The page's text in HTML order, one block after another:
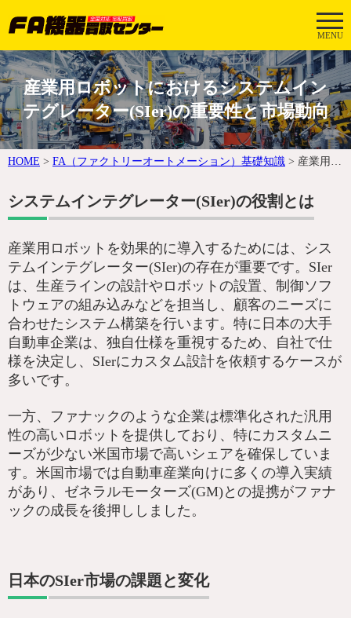
MENU
産業用ロボットにおけるシステムイン
テグレーター(SIer)の重要性と市場動向
HOME > FA（ファクトリーオートメーション）基礎知識 > 産業用ロボットにおけるシステムインテグレーター(SIer)の重要性と市場動向
システムインテグレーター(SIer)の役割とは
産業用ロボットを効果的に導入するためには、シス
テムインテグレーター(SIer)の存在が重要です。SIer
は、生産ラインの設計やロボットの設置、制御ソフ
トウェアの組み込みなどを担当し、顧客のニーズに
合わせたシステム構築を行います。特に日本の大手
自動車企業は、独自仕様を重視するため、自社で仕
様を決定し、SIerにカスタム設計を依頼するケースが
多いです。
一方、ファナックのような企業は標準化された汎用
性の高いロボットを提供しており、特にカスタムニ
ーズが少ない米国市場で高いシェアを確保していま
す。米国市場では自動車産業向けに多くの導入実績
があり、ゼネラルモーターズ(GM)との提携がファナ
ックの成長を後押ししました。
日本のSIer市場の課題と変化